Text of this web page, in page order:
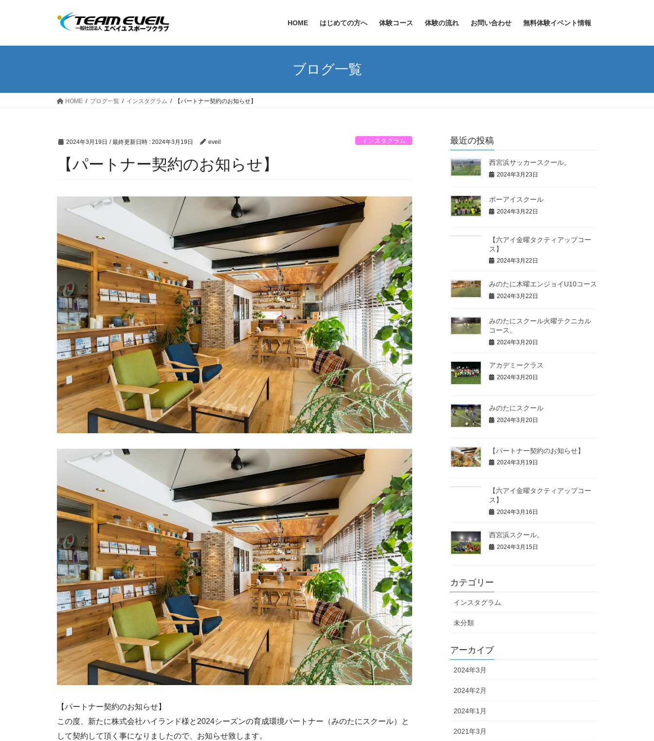
HOME はじめての方へ 体験コース 体験の流れ お問い合わせ 無料体験イベント情報
ブログ一覧
HOME ブログ一覧 インスタグラム 【パートナー契約のお知らせ】
2024年3月19日 / 最終更新日時 : 2024年3月19日 eveil インスタグラム
【パートナー契約のお知らせ】
【パートナー契約のお知らせ】
この度、新たに株式会社ハイランド様と2024シーズンの育成環境パートナー（みのたにスクール）と
して契約して頂く事になりましたので、お知らせ致します。
最近の投稿
西宮浜サッカースクール。
2024年3月23日
ポーアイスクール
2024年3月22日
【六アイ金曜タクティアップコー
ス】
2024年3月22日
みのたに木曜エンジョイU10コース
2024年3月22日
みのたにスクール火曜テクニカル
コース。
2024年3月20日
アカデミークラス
2024年3月20日
みのたにスクール
2024年3月20日
【パートナー契約のお知らせ】
2024年3月19日
【六アイ金曜タクティアップコー
ス】
2024年3月16日
西宮浜スクール。
2024年3月15日
カテゴリー
インスタグラム
未分類
アーカイブ
2024年3月
2024年2月
2024年1月
2021年3月